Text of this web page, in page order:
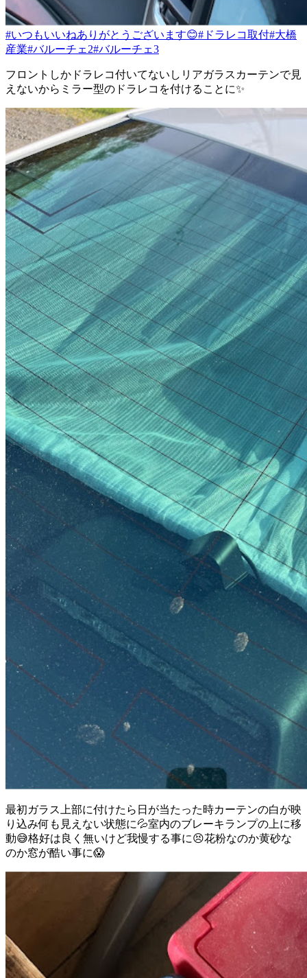
#いつもいいねありがとうございます😊#ドラレコ取付#大橋
産業#バルーチェ2#バルーチェ3
フロントしかドラレコ付いてないしリアガラスカーテンで見
えないからミラー型のドラレコを付けることに✨
最初ガラス上部に付けたら日が当たった時カーテンの白が映
り込み何も見えない状態に💦室内のブレーキランプの上に移
動😅格好は良く無いけど我慢する事に😣花粉なのか黄砂な
のか窓が酷い事に😱